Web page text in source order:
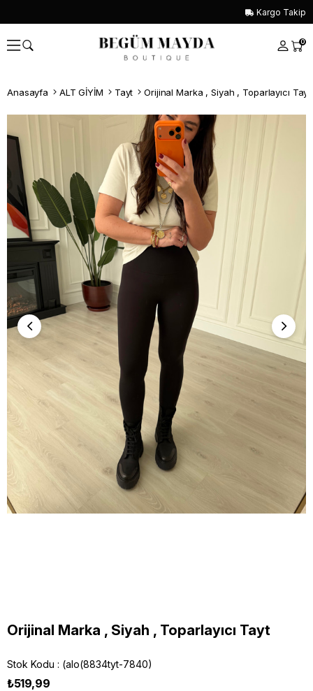
Kargo Takip
0
Anasayfa ALT GİYİM Tayt Orijinal Marka , Siyah , Toparlayıcı Tayt
Whatsapp İle Sipariş ver
Orijinal Marka , Siyah , Toparlayıcı Tayt
Stok Kodu (alo(8834tyt-7840)
₺519,99